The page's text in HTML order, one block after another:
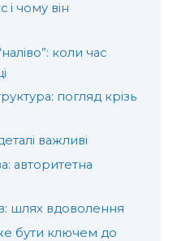
і чому він
коли час
погляд крізь
важливі
авторитетна
шлях вдоволення
бути ключем до